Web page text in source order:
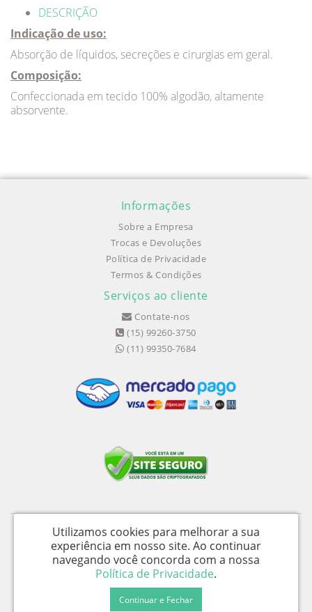
DESCRIÇÃO
Indicação de uso:
Absorção de líquidos, secreções e cirurgias em geral.
Composição:
Confeccionada em tecido 100% algodão, altamente
absorvente.
Informações
Sobre a Empresa
Trocas e Devoluções
Política de Privacidade
Termos & Condições
Serviços ao cliente
Contate-nos
(15) 99260-3750
(11) 99350-7684
Medical Shopping Produtos Hospitalares Ltda - CNPJ: 04.656.390/0002-94 -
I.E.: 358058050115
Av. Wika Úrsula Wiegand, 139 - Galpão D - Iperó / SP - CEP 18560-477 -
Medical Shopping © 2026
Utilizamos cookies para melhorar a sua
experiência em nosso site. Ao continuar
navegando você concorda com a nossa
Política de Privacidade.
Continuar e Fechar